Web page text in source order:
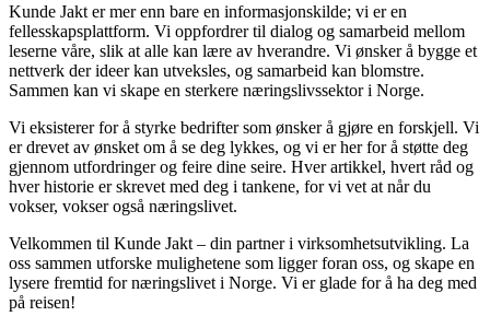
Kunde Jakt er mer enn bare en informasjonskilde; vi er en
fellesskapsplattform. Vi oppfordrer til dialog og samarbeid mellom
leserne våre, slik at alle kan lære av hverandre. Vi ønsker å bygge et
nettverk der ideer kan utveksles, og samarbeid kan blomstre.
Sammen kan vi skape en sterkere næringslivssektor i Norge.
Vi eksisterer for å styrke bedrifter som ønsker å gjøre en forskjell. Vi
er drevet av ønsket om å se deg lykkes, og vi er her for å støtte deg
gjennom utfordringer og feire dine seire. Hver artikkel, hvert råd og
hver historie er skrevet med deg i tankene, for vi vet at når du
vokser, vokser også næringslivet.
Velkommen til Kunde Jakt – din partner i virksomhetsutvikling. La
oss sammen utforske mulighetene som ligger foran oss, og skape en
lysere fremtid for næringslivet i Norge. Vi er glade for å ha deg med
på reisen!